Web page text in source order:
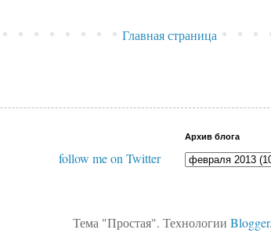
Главная страница
follow me on Twitter
Архив блога
Тема "Простая". Технологии Blogger.